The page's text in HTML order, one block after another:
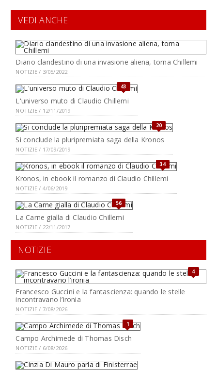
VEDI ANCHE
Diario clandestino di una invasione aliena, torna Chillemi
NOTIZIE / 3/05/2022
43
L'universo muto di Claudio Chillemi
NOTIZIE / 12/11/2019
20
Si conclude la pluripremiata saga della Kronos
NOTIZIE / 17/09/2019
34
Kronos, in ebook il romanzo di Claudio Chillemi
NOTIZIE / 4/06/2019
56
La Carne gialla di Claudio Chillemi
NOTIZIE / 22/11/2017
NOTIZIE
4
Francesco Guccini e la fantascienza: quando le stelle
incontravano l’ironia
NOTIZIE / 7/08/2026
1
Campo Archimede di Thomas Disch
NOTIZIE / 6/08/2026